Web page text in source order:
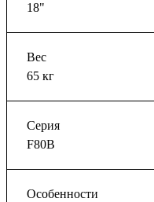
18"
Вес
65 кг
Серия
F80B
Особенности